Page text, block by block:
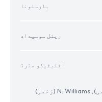
بارسلونا
ریئل سوسیداد
اٹلیٹیکو مڈرڈ